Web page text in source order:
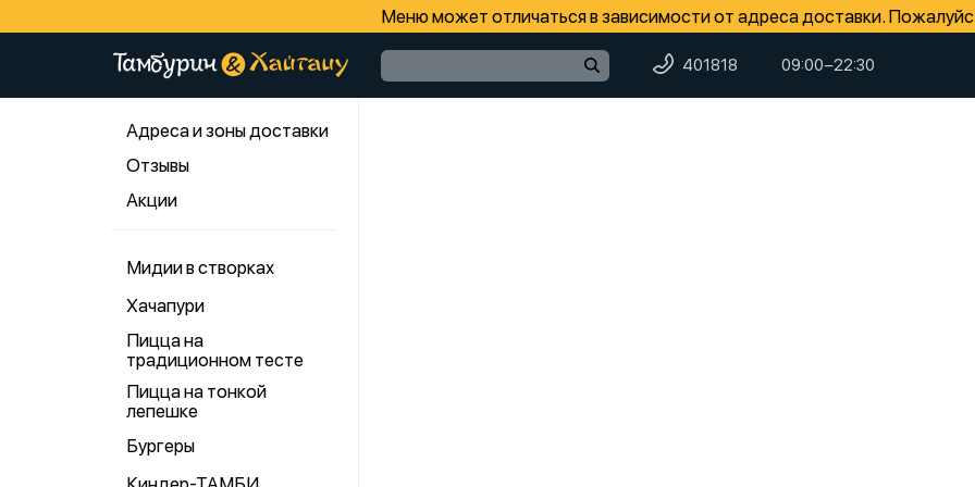
Меню может отличаться в зависимости от адреса доставки.
401818 09:00−22:30
Адреса и зоны доставки
Отзывы
Акции
Мидии в створках
Хачапури
Пицца на
традиционном тесте
Пицца на тонкой
лепешке
Бургеры